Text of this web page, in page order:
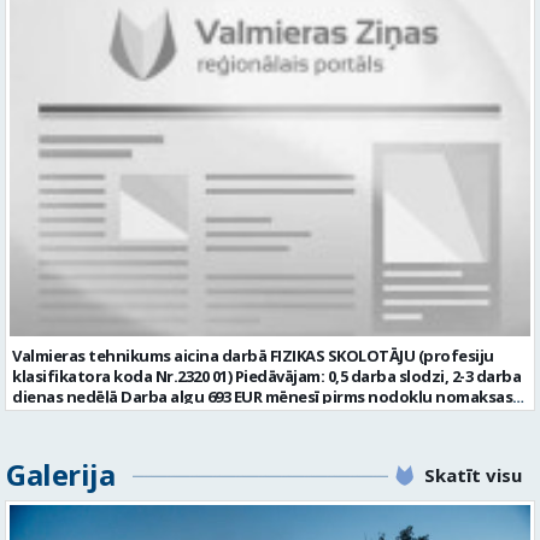
Pieteikuma dokumentos norādītie personas dati tiks apstrādāti, lai
nodrošinātu šīs atlases konkursa norisi. 2) Personas datu apstrādes
pārzinis ir VSIA “Strenču psihoneiroloģiskā slimnīca”,
kontaktinformācija: Valkas ielā 11, Strenčos, Valmieras novadā, LV
-4730, e-pasts: info@strencupns.lv. Papildu informāciju par
personas datu apstrādi jūs varat iegūt interneta mājas
veids: Laika darba alga Darba vietas adrese: LATVIJA, Valkas iela 11,
Strenči, Valmieras nov. Slodze: Viena vesela slodze Darbības joma:
Veselības aprūpe / Sociālā aprūpe Pieteikto vietu skaits: 1 Aktuāla
līdz: 2026-08-18 Kontaktpersona: CV sūtīt uz e- pastu:
vakances@strencupns.lv
iespēju vienoties par pilnu vai nepilnu darba slodzi. Darba līgums
tiek slēgts uz nenoteiktu laiku. Darba vieta – Strenči. Darba laiks –
pēc vienošanās: normālais vai nepilnais darba laiks. Darba
audiologopēdisko izpēti un novērtēšanu, identificējot iespējamos
traucējumus; • izstrādāt, īstenot un regulāri aktualizēt individuālus
terapijas plānus, ņemot vērā katra bērna vajadzības, spējas un
sasniedzamos terapijas mērķus; • vadīt individuālas un, ja
nepieciešams, grupu audiologopēdijas nodarbības, izmantojot
pierādījumos balstītas metodes un atbilstošus materiālus; •
regulāri novērtēt un dokumentēt bērna progresu, atbilstoši tam
pielāgojot terapijas plānu; • sadarboties ar bērna vecākiem vai
citiem likumiskajiem pārstāvjiem, sniedzot konsultācijas un
ieteikumus valodas un komunikācijas prasmju veicināšanai ikdienā; •
piedalīties multiprofesionālās komandas darbā un integrēt
audiologopēdijas mērķus kopējā pacienta ārstēšanas un
rehabilitācijas plānā; • sadarboties ar citiem ārstniecības procesā
iesaistītajiem speciālistiem un savas profesionālās kompetences
ietvaros veikt izglītojošu darbu; • dokumentēt profesionālo
darbību atbilstoši normatīvo aktu un slimnīcas dokumentu
kvalifikācija; • spēkā esošs audiologopēda sertifikāts; • reģistrācija
Ārstniecības personu un ārstniecības atbalsta personu reģistrā; •
atbilstība Bērnu tiesību aizsardzības likuma 72. pantā noteiktajām
prasībām; • valsts valodas prasme normatīvajos aktos noteiktajā
Valmieras tehnikums aicina darbā FIZIKAS SKOLOTĀJU (profesiju
klasifikatora koda Nr.2320 01) Piedāvājam: 0,5 darba slodzi, 2-3 darba
dienas nedēļā Darba algu 693 EUR mēnesī pirms nodokļu nomaksas
par 0,5 slodzi (15 stundas nedēļā) Apmaksātu veselības
Modernu darba vidi un labus darba apstākļus Ceļa izdevumu
kompensāciju no 20.kilometra, nokļūšanai no dzīvesvietas uz darba
vietu Prasības pretendentam: Augstākā pedagoģiskā izglītība
Galerija Skatīt visu